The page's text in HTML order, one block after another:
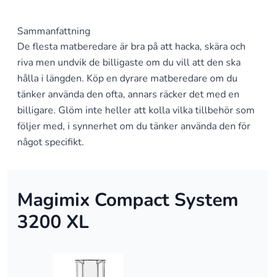
Sammanfattning
De flesta matberedare är bra på att hacka, skära och
riva men undvik de billigaste om du vill att den ska
hålla i längden. Köp en dyrare matberedare om du
tänker använda den ofta, annars räcker det med en
billigare. Glöm inte heller att kolla vilka tillbehör som
följer med, i synnerhet om du tänker använda den för
något specifikt.
Magimix Compact System
3200 XL